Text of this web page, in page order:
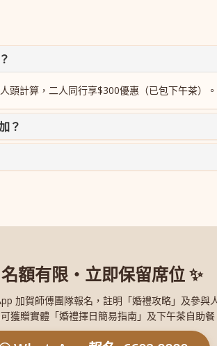
計算，二人同行享$300優惠（已包下午茶）
？
額有限・立即保留席位 ✨
加賀師傅團隊報名，註明「婚禮攻略」及參與
獲贈實體「婚禮擇日簡易指南」及下午茶自助餐